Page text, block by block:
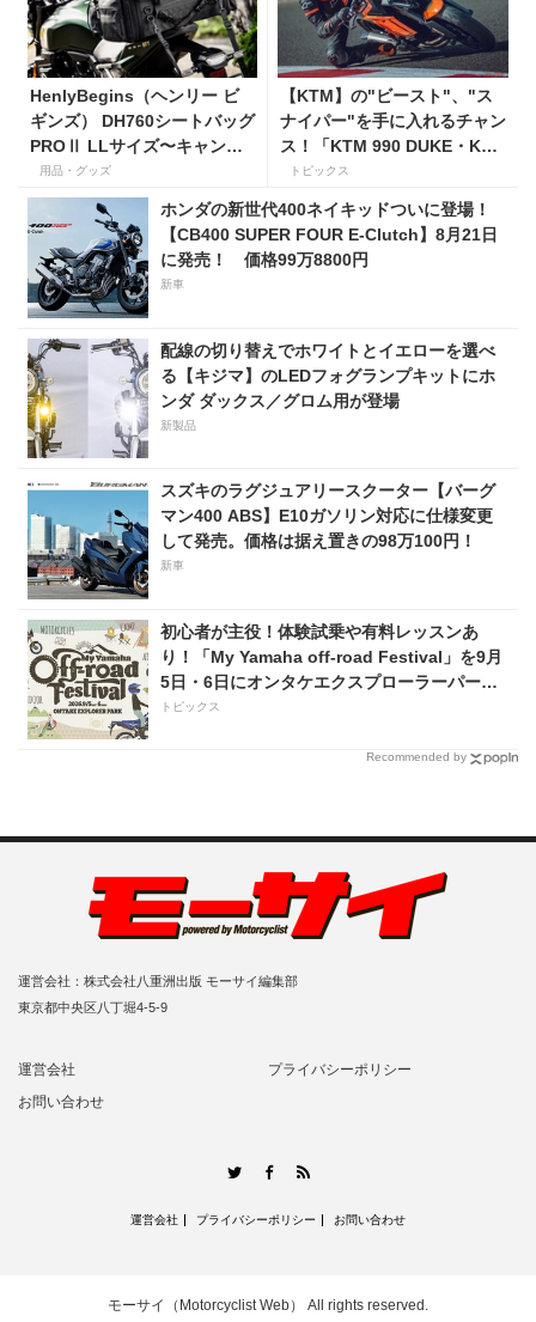
HenlyBegins（ヘンリー ビ
ギンズ） DH760シートバッグ
PROⅡ LLサイズ〜キャンプ
ツーリングにも安心の大容量
ツアーバッグ〜
用品・グッズ
【KTM】の"ビースト"、"ス
ナイパー"を手に入れるチャン
ス！「KTM 990 DUKE・KTM
1390 SUPER DUKE R EVO
購入サポートキャンペーン」
トピックス
ホンダの新世代400ネイキッドついに登場！
【CB400 SUPER FOUR E-Clutch】8月21日
に発売！ 価格99万8800円
新車
配線の切り替えでホワイトとイエローを選べ
る【キジマ】のLEDフォグランプキットにホ
ンダ ダックス／グロム用が登場
新製品
スズキのラグジュアリースクーター【バーグ
マン400 ABS】E10ガソリン対応に仕様変更
して発売。価格は据え置きの98万100円！
新車
初心者が主役！体験試乗や有料レッスンあ
り！「My Yamaha off-road Festival」を9月
5日・6日にオンタケエクスプローラーパーク
で実施！
トピックス
Recommended by
運営会社：株式会社八重洲出版 モーサイ編集部
東京都中央区八丁堀4-5-9
運営会社
プライバシーポリシー
お問い合わせ
TwitterFacebook
運営会社 プライバシーポリシー お問い合わせ
モーサイ（Motorcyclist Web） All rights reserved.